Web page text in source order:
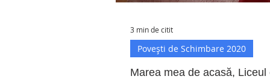
Marea mea de acasă,
Povești de Schimbare 2020
3 min de citit